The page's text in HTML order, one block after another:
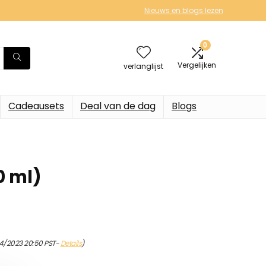
Nieuws en blogs lezen
verlanglijst
0
Vergelijken
Cadeausets Deal van de dag Blogs
ml)
20:50 PST-Details)